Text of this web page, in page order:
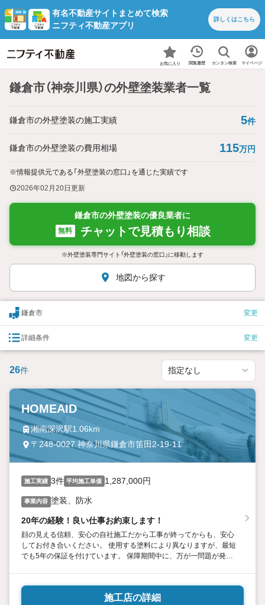
有名不動産サイトまとめて検索
ニフティ不動産アプリ
詳しくはこちら
お気に入り 閲覧履歴 カンタン検索 マイページ
鎌倉市（神奈川県）の外壁塗装業者一覧
鎌倉市の外壁塗装の施工実績 5件
鎌倉市の外壁塗装の費用相場 115万円
※情報提供元である「外壁塗装の窓口」を通じた実績です
2026年02月20日更新
鎌倉市の外壁塗装の優良業者に
無料 チャットで見積もり相談
※外壁塗装専門サイト「外壁塗装の窓口」に移動します
地図から探す
鎌倉市 変更
詳細条件 変更
26件
HOMEAID
湘南深沢駅1.06km
〒248-0027 神奈川県鎌倉市笛田2-19-11
施工実績 3件 平均施工単価 1,287,000円
事業内容 塗装、防水
20年の経験！良い仕事お約束します！
顔の見える信頼、安心の自社施工だから工事が終ってからも、安心
してお付き合いください。 使用する塗料により異なりますが、最短
でも5年の保証を付けています。 保障期間中に、万が一問題が発生
施工店の詳細